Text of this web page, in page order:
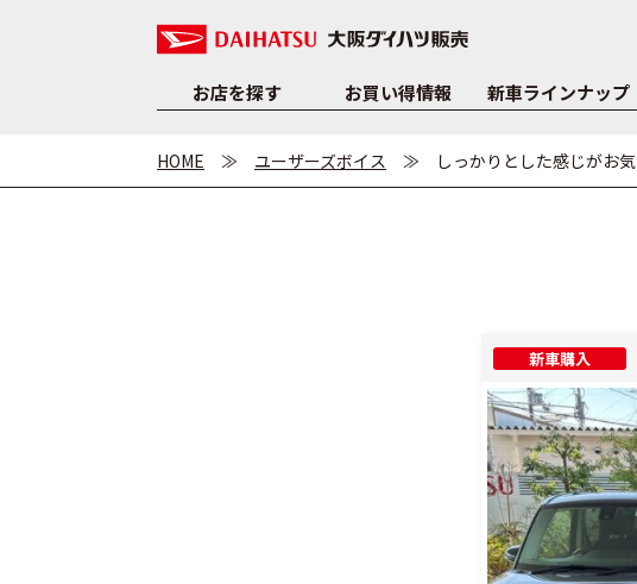
お店を探す お買い得情報 新車ラインナップ
HOME ユーザーズボイス しっかりとした感じがお
新車購入